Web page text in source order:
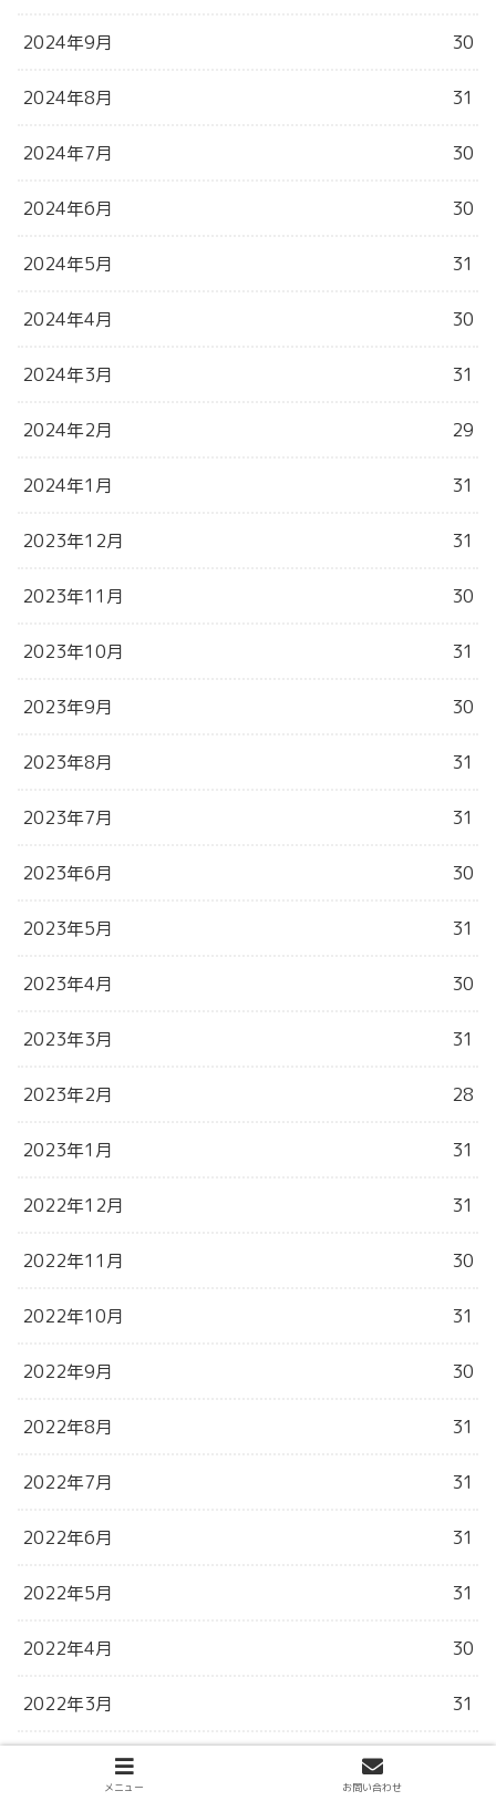
2024年9月 30
2024年8月 31
2024年7月 30
2024年6月 30
2024年5月 31
2024年4月 30
2024年3月 31
2024年2月 29
2024年1月 31
2023年12月 31
2023年11月 30
2023年10月 31
2023年9月 30
2023年8月 31
2023年7月 31
2023年6月 30
2023年5月 31
2023年4月 30
2023年3月 31
2023年2月 28
2023年1月 31
2022年12月 31
2022年11月 30
2022年10月 31
2022年9月 30
2022年8月 31
2022年7月 31
2022年6月 31
2022年5月 31
2022年4月 30
2022年3月 31
メニュー お問い合わせ